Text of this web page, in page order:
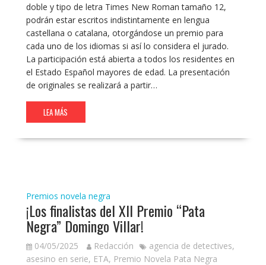
doble y tipo de letra Times New Roman tamaño 12,
podrán estar escritos indistintamente en lengua
castellana o catalana, otorgándose un premio para
cada uno de los idiomas si así lo considera el jurado.
La participación está abierta a todos los residentes en
el Estado Español mayores de edad. La presentación
de originales se realizará a partir…
LEA MÁS
Premios novela negra
¡Los finalistas del XII Premio “Pata
Negra” Domingo Villar!
04/05/2025 Redacción agencia de detectives,
asesino en serie, ETA, Premio Novela Pata Negra